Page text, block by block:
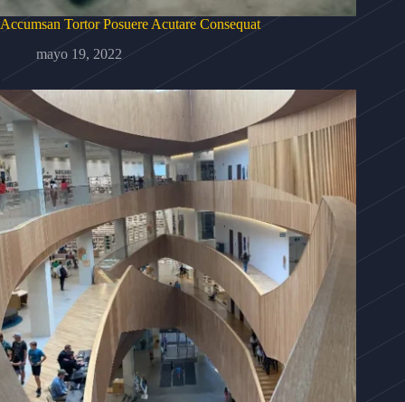
Accumsan Tortor Posuere Acutare Consequat
mayo 19, 2022